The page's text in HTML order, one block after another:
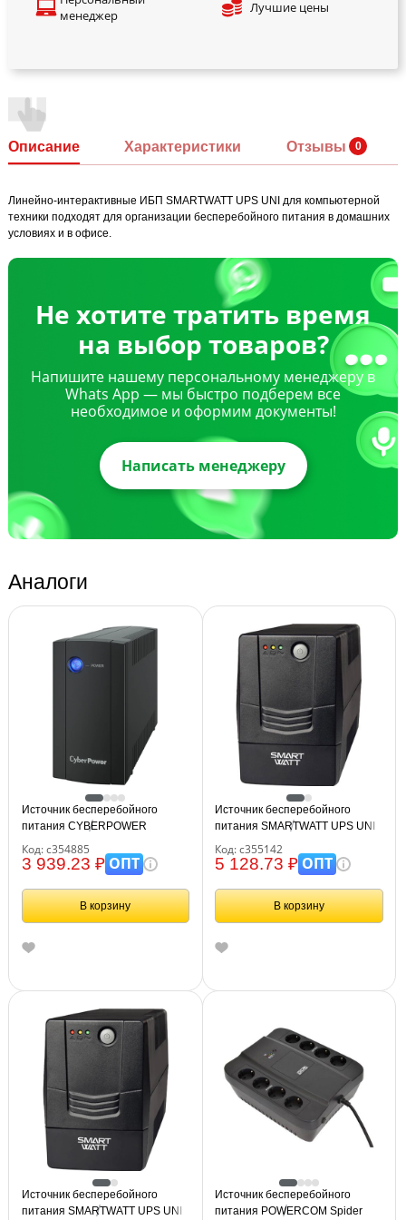
менеджер
Лучшие цены
Описание Характеристики Отзывы
Линейно-интерактивные ИБП SMARTWATT UPS UNI для компьютерной
техники подходят для организации бесперебойного питания в домашних
условиях и в офисе.
Не хотите тратить время
на выбор товаров?
Напишите нашему персональному менеджеру в
Whats App — мы быстро подберем все
необходимое и оформим документы!
Написать менеджеру
Аналоги
Источник бесперебойного
питания CYBERPOWER
евророзетки
Код: с354885
3 939.23 ₽ОПТ
В корзину
Источник бесперебойного
питания SMARTWATT UPS UNI
розетки, 3703020390008
Код: с355142
5 128.73 ₽ОПТ
В корзину
Источник бесперебойного
питания SMARTWATT UPS UNI
Источник бесперебойного
питания POWERCOM Spider